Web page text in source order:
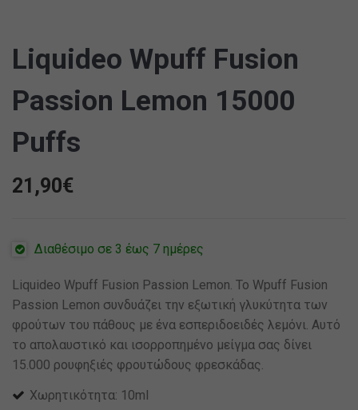
Liquideo Wpuff Fusion
Passion Lemon 15000
Puffs
21,90€
Διαθέσιμο σε 3 έως 7 ημέρες
Liquideo Wpuff Fusion Passion Lemon. Το Wpuff Fusion
Passion Lemon συνδυάζει την εξωτική γλυκύτητα των
φρούτων του πάθους με ένα εσπεριδοειδές λεμόνι. Αυτό
το απολαυστικό και ισορροπημένο μείγμα σας δίνει
15.000 ρουφηξιές φρουτώδους φρεσκάδας.
Χωρητικότητα: 10ml